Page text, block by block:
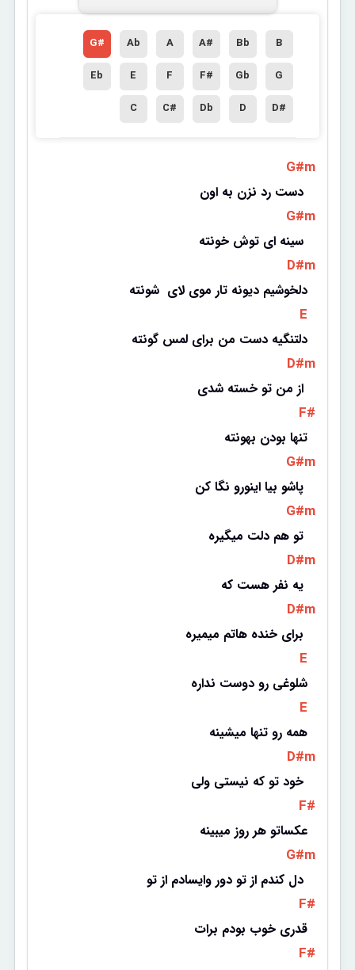
B
Bb
A#
A
Ab
G#
G
Gb
F#
F
E
Eb
D#
D
Db
C#
C
G#m
دست رد نزن به اون
G#m
سینه ای توش خونته
D#m
دلخوشیم دیونه تار موی لای  شونته
E
دلتنگیه دست من برای لمس گونته
D#m
از من تو خسته شدی
F#
تنها بودن بهونته
G#m
پاشو بیا اینورو نگا کن
G#m
تو هم دلت میگیره
D#m
یه نفر هست که
D#m
E
شلوغی رو دوست نداره
E
همه رو تنها میشینه
D#m
خود تو که نیستی ولی
F#
عکساتو هر روز میبینه
G#m
دل کندم از تو دور وایسادم از تو
F#
قدری خوب بودم برات
F#